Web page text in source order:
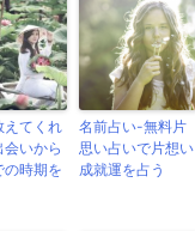
えてくれ
会いから
の時期を
名前占い-無料片
思い占いで片想い
成就運を占う